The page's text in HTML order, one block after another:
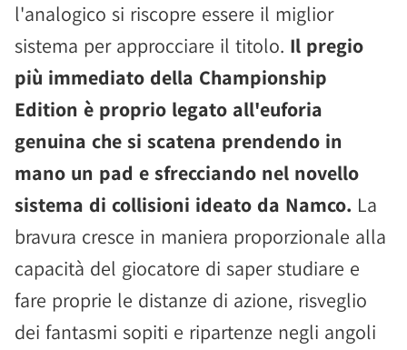
l'analogico si riscopre essere il miglior
sistema per approcciare il titolo. Il pregio
più immediato della Championship
Edition è proprio legato all'euforia
genuina che si scatena prendendo in
mano un pad e sfrecciando nel novello
sistema di collisioni ideato da Namco. La
bravura cresce in maniera proporzionale alla
capacità del giocatore di saper studiare e
fare proprie le distanze di azione, risveglio
dei fantasmi sopiti e ripartenze negli angoli